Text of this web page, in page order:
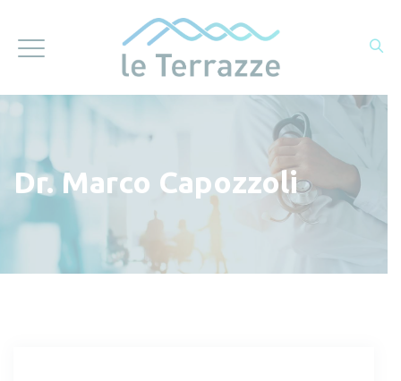
Dr. Marco Capozzoli